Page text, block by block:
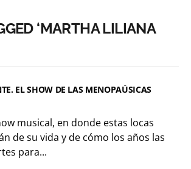
‘MARTHA LILIANA
EL SHOW DE LAS MENOPAÚSICAS
musical, en donde estas locas
de su vida y de cómo los años las
para...